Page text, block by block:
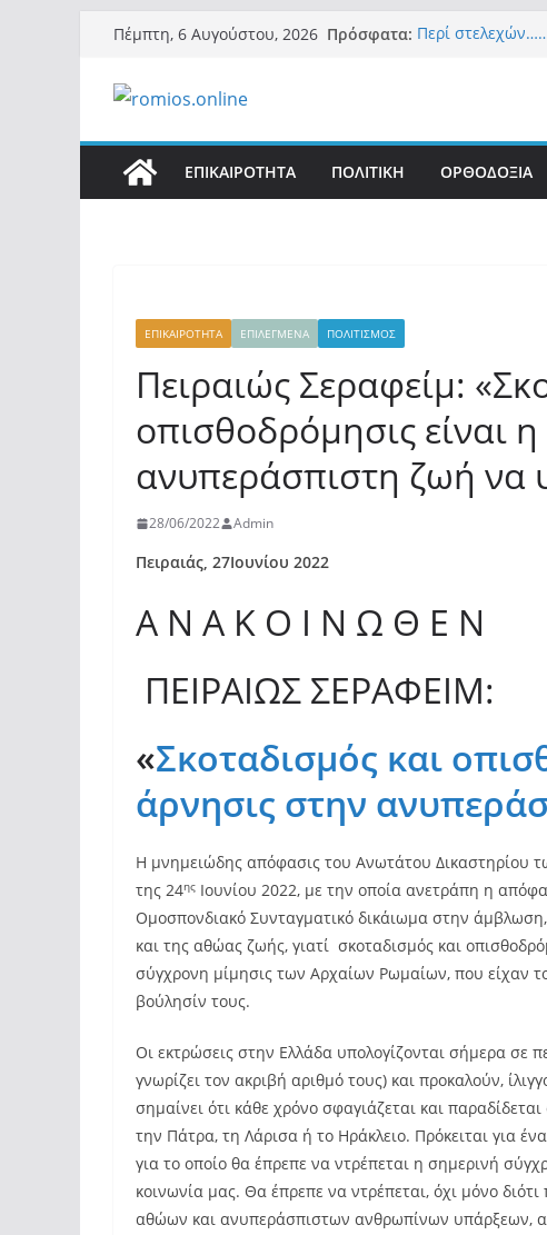
Μετάβαση
περιεχόμενο
Πέμπτη, 6 Αυγούστου, 2026 Πρόσφατα: Περί
ένοικοι του
σαρώνει την
ΕΠΙΚΑΙΡΟΤΗΤΑ ΠΟΛΙΤΙΚΗ ΟΡΘΟΔΟΞΙΑ
ΕΠΙΚΑΙΡΟΤΗΤΑ ΕΠΙΛΕΓΜΕΝΑ ΠΟΛΙΤΙΣΜΟΣ
Πειραιώς Σεραφείμ:
οπισθοδρόμησις είναι
ανυπεράσπιστη ζωή να
28/06/2022 Admin
Πειραιάς, 27Ιουνίου 2022
Α Ν Α Κ Ο Ι Ν Ω Θ Ε Ν
ΠΕΙΡΑΙΩΣ ΣΕΡΑΦΕΙΜ:
«Σκοταδισμός και
άρνησις στην
Η μνημειώδης απόφασις του Ανωτάτου Δικαστηρίου
της 24ης Ιουνίου 2022, με την οποία ανετράπη η
Ομοσπονδιακό Συνταγματικό δικάιωμα στην άμβλωση,
και της αθώας ζωής, γιατί σκοταδισμός και
σύγχρονη μίμησις των Αρχαίων Ρωμαίων, που είχαν
βούλησίν τους.
Οι εκτρώσεις στην Ελλάδα υπολογίζονται σήμερα σε
γνωρίζει τον ακριβή αριθμό τους) και προκαλούν,
σημαίνει ότι κάθε χρόνο σφαγιάζεται και
την Πάτρα, τη Λάρισα ή το Ηράκλειο. Πρόκειται για
για το οποίο θα έπρεπε να ντρέπεται η σημερινή
κοινωνία μας. Θα έπρεπε να ντρέπεται, όχι μόνο
αθώων και ανυπεράσπιστων ανθρωπίνων υπάρξεων,